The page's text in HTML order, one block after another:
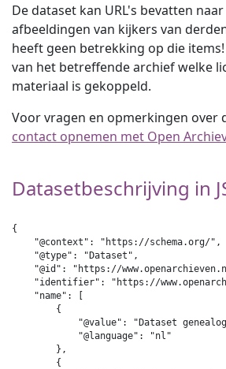
De dataset kan URL's bevatten
afbeeldingen van kijkers van
heeft geen betrekking op die
van het betreffende archief welke
materiaal is gekoppeld.
Voor vragen en opmerkingen over
contact opnemen met Open
Datasetbeschrijving in
{
    "@context": "https://schema.org/",
    "@type": "Dataset",
"@id": "https://
"identifier": "https://
    "name": [
        {
"@value": "Dataset
            "@language": "nl"
        },
        {